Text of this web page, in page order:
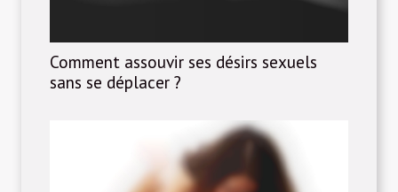
Comment assouvir ses désirs sexuels
sans se déplacer ?